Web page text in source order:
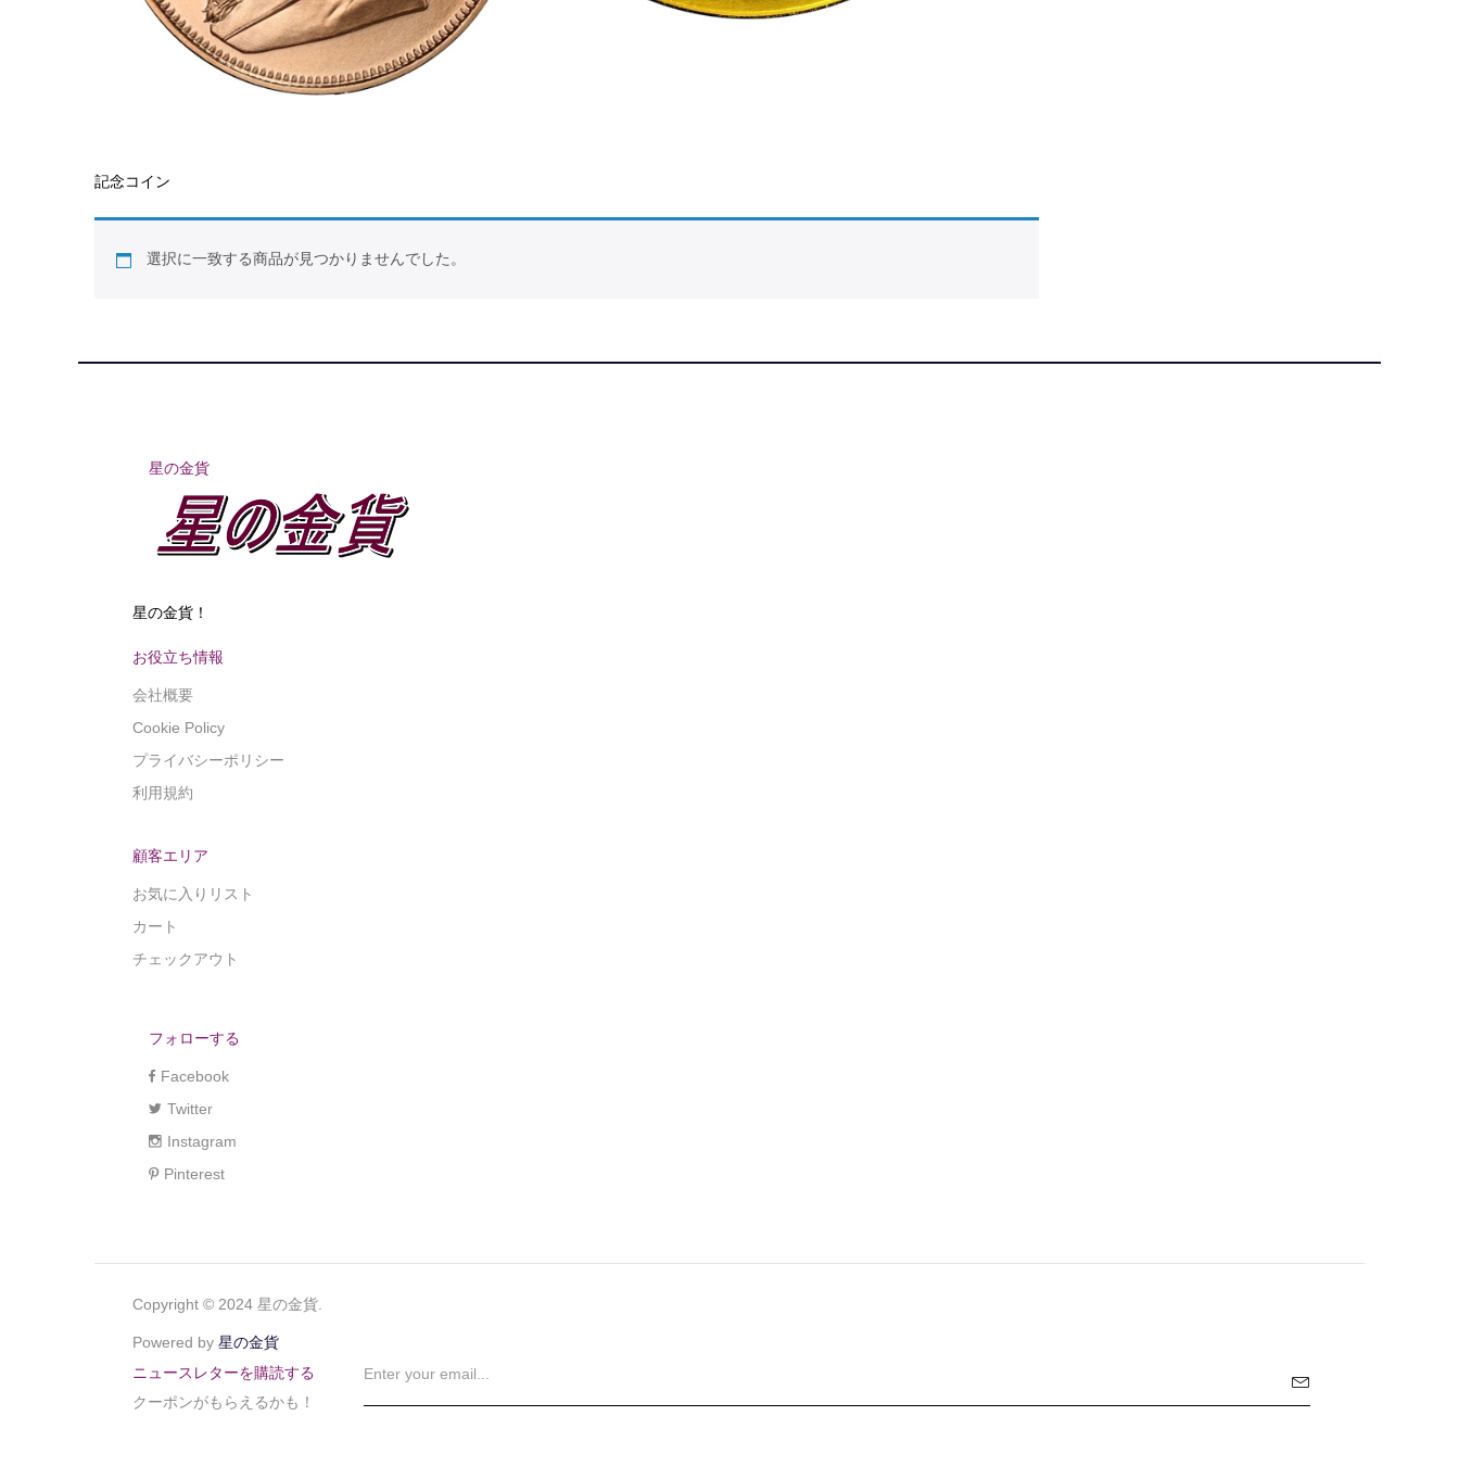
記念コイン
選択に一致する商品が見つかりませんでした。
星の金貨
星の金貨！
お役立ち情報
会社概要
Cookie Policy
プライバシーポリシー
利用規約
顧客エリア
お気に入りリスト
カート
チェックアウト
フォローする
Facebook
Twitter
Instagram
Pinterest
Copyright © 2024 星の金貨.
Powered by 星の金貨
ニュースレターを購読する
クーポンがもらえるかも！